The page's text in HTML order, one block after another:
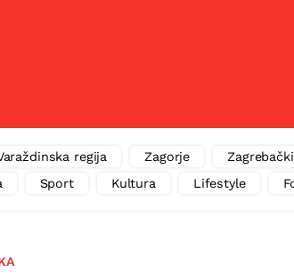
regija Zagorje
Sport Kultura Lifestyle